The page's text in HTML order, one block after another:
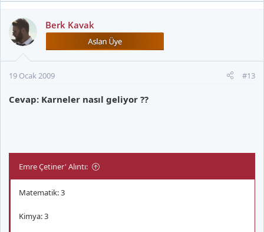
Berk Kavak
19 Ocak 2009 #13
Cevap: Karneler nasıl geliyor ??
Emre Çetiner' Alıntı:
Matematik: 3
Kimya: 3